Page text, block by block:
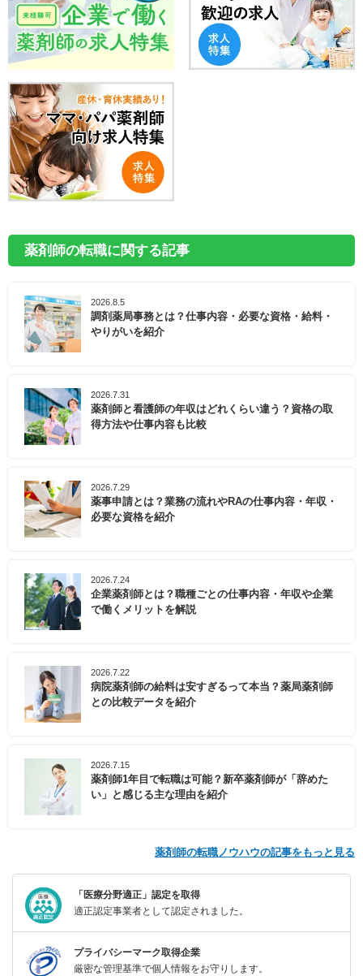
薬剤師の転職に関する記事
2026.8.5
調剤薬局事務とは？仕事内容・必要な資格・給料・
やりがいを紹介
2026.7.31
薬剤師と看護師の年収はどれくらい違う？資格の取
得方法や仕事内容も比較
2026.7.29
薬事申請とは？業務の流れやRAの仕事内容・年収・
必要な資格を紹介
2026.7.24
企業薬剤師とは？職種ごとの仕事内容・年収や企業
で働くメリットを解説
2026.7.22
病院薬剤師の給料は安すぎるって本当？薬局薬剤師
との比較データを紹介
2026.7.15
薬剤師1年目で転職は可能？新卒薬剤師が「辞めた
い」と感じる主な理由を紹介
薬剤師の転職ノウハウの記事をもっと見る
「医療分野適正」認定を取得
適正認定事業者として認定されました。
プライバシーマーク取得企業
厳密な管理基準で個人情報をお守りします。